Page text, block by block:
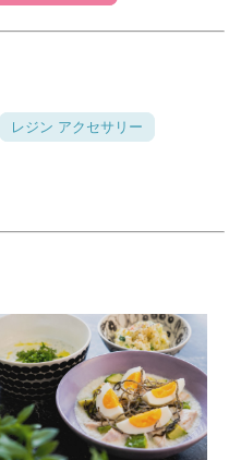
michiカエルさんのお手本を
重ねてやってみたいと思い
どうぞ、私の願いを叶えて
だけのも、四角いのもかっ
にちは！お天気悪くてやる
に 元気になるコメントあり
〜*\(^o^)/* セリアの星シリ
からオススメですよ〜！ 私
が星に由来した名前で小さ
、持ち物にはすべて星を書
レジン アクセサリー